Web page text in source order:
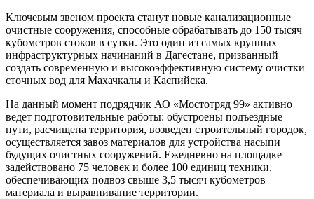
Ключевым звеном проекта станут новые канализационные
очистные сооружения, способные обрабатывать до 150 тысяч
кубометров стоков в сутки. Это один из самых крупных
инфраструктурных начинаний в Дагестане, призванный
создать современную и высокоэффективную систему очистки
сточных вод для Махачкалы и Каспийска.
На данный момент подрядчик АО «Мостотряд 99» активно
ведет подготовительные работы: обустроены подъездные
пути, расчищена территория, возведен строительный городок,
осуществляется завоз материалов для устройства насыпи
будущих очистных сооружений. Ежедневно на площадке
задействовано 75 человек и более 100 единиц техники,
обеспечивающих подвоз свыше 3,5 тысяч кубометров
материала и выравнивание территории.